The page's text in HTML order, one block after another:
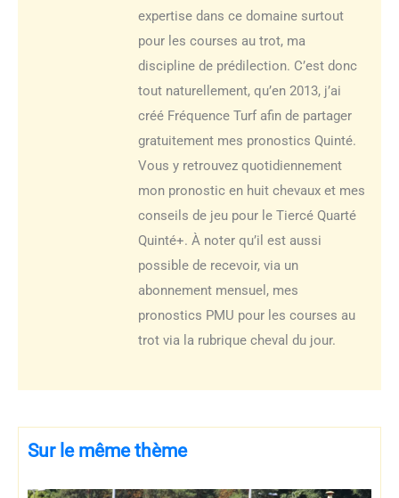
expertise dans ce domaine surtout
pour les courses au trot, ma
discipline de prédilection. C’est donc
tout naturellement, qu’en 2013, j’ai
créé Fréquence Turf afin de partager
gratuitement mes pronostics Quinté.
Vous y retrouvez quotidiennement
mon pronostic en huit chevaux et mes
conseils de jeu pour le Tiercé Quarté
Quinté+. À noter qu’il est aussi
possible de recevoir, via un
abonnement mensuel, mes
pronostics PMU pour les courses au
trot via la rubrique cheval du jour.
Sur le même thème